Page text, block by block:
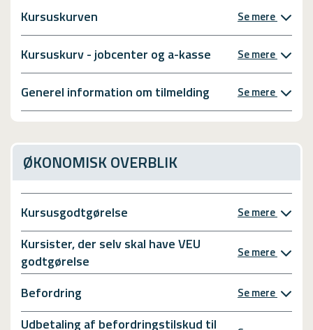
Kursuskurven Se mere
Kursuskurv - jobcenter og a-kasse Se mere
Generel information om tilmelding Se mere
ØKONOMISK OVERBLIK
Kursusgodtgørelse Se mere
Kursister, der selv skal have VEU
godtgørelse
Se mere
Befordring Se mere
Udbetaling af befordringstilskud til